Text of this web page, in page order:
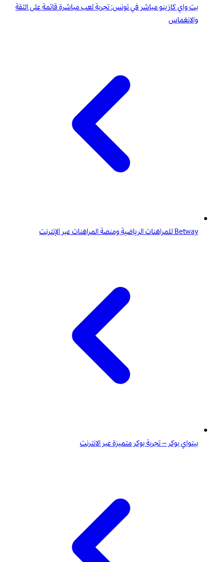
بت واي كازينو مباشر في تونس: تجربة لعب مباشرة قائمة على الثقة
والانغماس
Betway للمراهنات الرياضية ومنصة المراهنات عبر الإنترنت
بيتواي بوكر – تجربة بوكر متميزة عبر الانترنت